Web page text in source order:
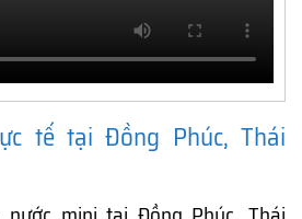
tế tại Đồng Phúc, Thái